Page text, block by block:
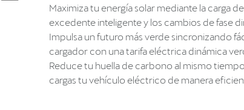
Maximiza tu energía solar mediante la carga de
excedente inteligente y los cambios de fase
Impulsa un futuro más verde sincronizando
cargador con una tarifa eléctrica dinámica
Reduce tu huella de carbono al mismo
cargas tu vehículo eléctrico de manera